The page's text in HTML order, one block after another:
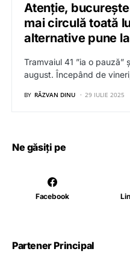
Atenție,
mai circulă toată
alternative pune
Tramvaiul 41 ”ia o pauză”
august. Începând de
BY RĂZVAN DINU 29 IULIE 2025
Ne găsiți pe
Facebook
Partener Principal